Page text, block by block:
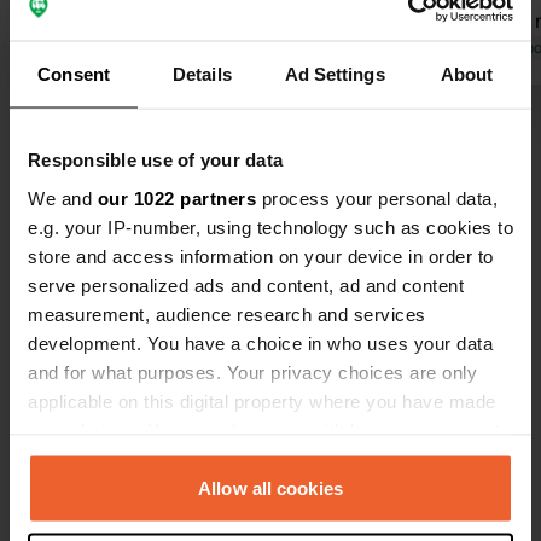
Consent Details Ad Settings About
Responsible use of your data
We and our 1022 partners process your personal data,
e.g. your IP-number, using technology such as cookies to
store and access information on your device in order to
serve personalized ads and content, ad and content
measurement, audience research and services
development. You have a choice in who uses your data
and for what purposes. Your privacy choices are only
applicable on this digital property where you have made
any time from the Cookie Declaration or by clicking on
the Privacy trigger icon.Allow all cookies
vous devrez apporter votre propre
papier toilette. Le camping est situé
trop bruyant. Camping confortable à
proximité d'un supermarché (800
mètres) et d'un restaurant simple
(200 mètres), et à quelques
kilomètres de la grande ville de
Cavalese, avec toutes les
commodités.
mieux vaut
supplice
Traduit par
Es-tu déjà venu ici ?
Contact
Strada Statale 48